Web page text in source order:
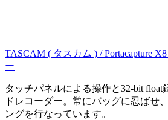
TASCAM ( タスカム ) / Portacapture
ー
タッチパネルによる操作と32-bit
ドレコーダー。常にバッグに忍ばせ
ングを行なっています。